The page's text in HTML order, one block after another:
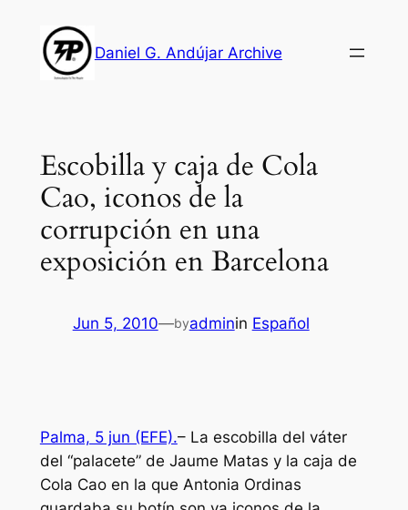
content
Daniel G. Andújar Archive
Escobilla y caja de Cola
Cao, iconos de la
corrupción en una
exposición en Barcelona
Jun 5, 2010—byadminin Español
Palma, 5 jun (EFE).– La escobilla del váter
del “palacete” de Jaume Matas y la caja de
Cola Cao en la que Antonia Ordinas